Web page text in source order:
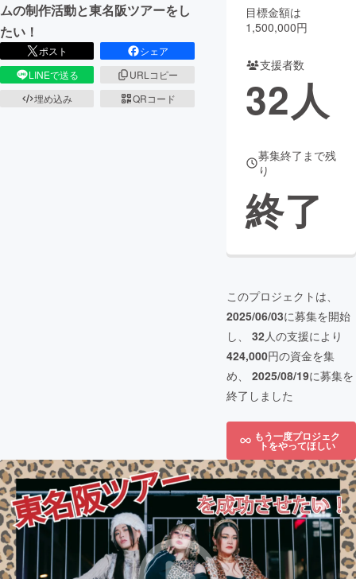
CAMPFIRE for Social Good
CAMPFIRE Creation
コミュニティ
ムの制作活動と東名阪ツアーをし
たい！
ポスト
シェア
LINEで送る
URLコピー
埋め込み
QRコード
目標金額は
1,500,000円
支援者数
32人
募集終了まで残
り
終了
このプロジェクトは、
2025/06/03に募集を開始
し、 32人の支援により
424,000円の資金を集
め、 2025/08/19に募集を
終了しました
もう一度プロジェク
トをやってほしい